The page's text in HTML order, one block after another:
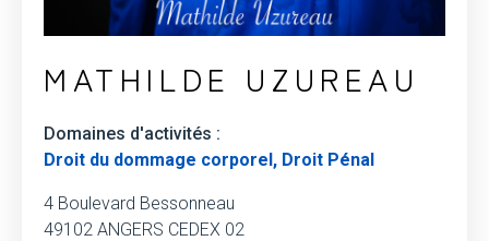
MATHILDE UZUREAU
Domaines d'activités :
Droit du dommage corporel, Droit Pénal
4 Boulevard Bessonneau
49102 ANGERS CEDEX 02